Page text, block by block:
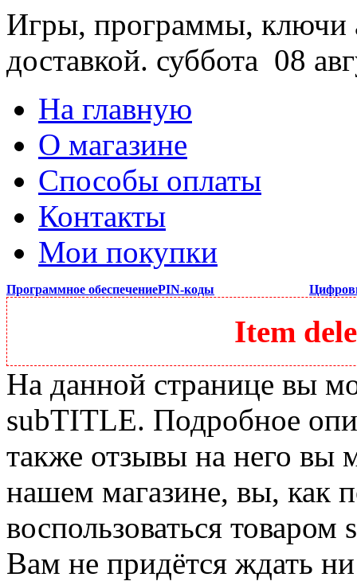
Игры, программы, ключи
доставкой. суббота 08
На главную
О магазине
Способы оплаты
Контакты
Мои покупки
Программное обеспечениеPIN-коды
Item
На данной странице вы
subTITLE. Подробное
также отзывы на него вы
нашем магазине, вы, как
воспользоваться
Вам не придётся ждать